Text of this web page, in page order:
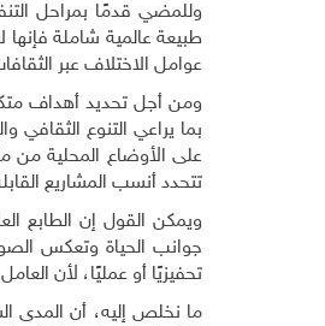
وللمضي قدمًا بمراحل
طبيعة عالمية شاملة فإنها
عوامل الاختلاف عبر
ومن أجل تحديد أهداف
بما يراعي التنوع
على الأوضاع المحلية من
تتحدد أنسب المشاريع
ويمكن القول إن الطابع
جوانب الحياة وتعكس
تحفيزيًا أو عمليًا، لأن
ما نخلص إليه، أن المدى